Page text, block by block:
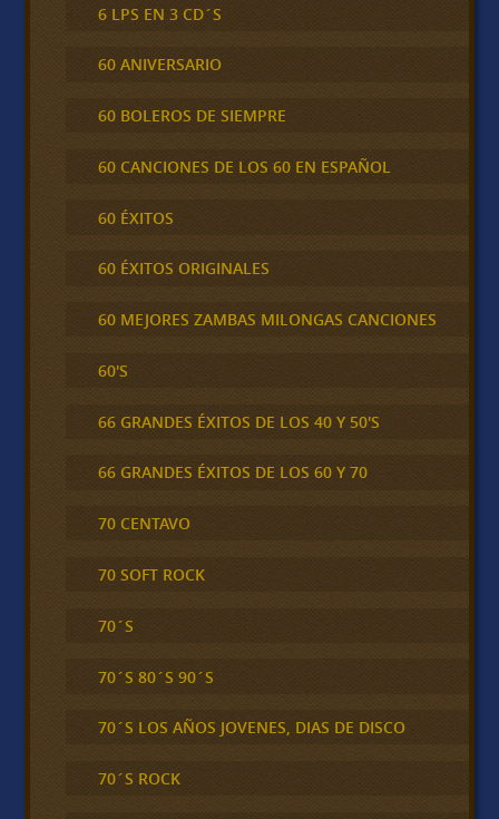
6 LPS EN 3 CD´S
60 ANIVERSARIO
60 BOLEROS DE SIEMPRE
60 CANCIONES DE LOS 60 EN ESPAÑOL
60 ÉXITOS
60 ÉXITOS ORIGINALES
60 MEJORES ZAMBAS MILONGAS CANCIONES
60'S
66 GRANDES ÉXITOS DE LOS 40 Y 50'S
66 GRANDES ÉXITOS DE LOS 60 Y 70
70 CENTAVO
70 SOFT ROCK
70´S
70´S 80´S 90´S
70´S LOS AÑOS JOVENES, DIAS DE DISCO
70´S ROCK